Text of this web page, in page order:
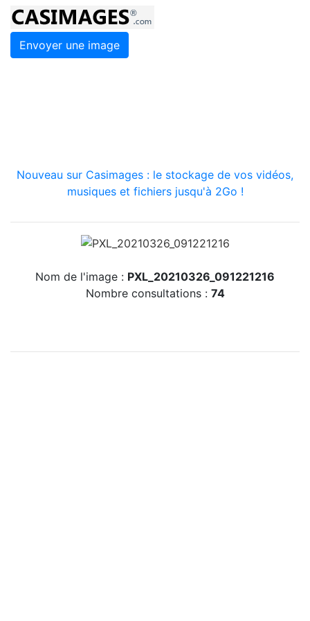
Envoyer une image
Nouveau sur Casimages : le stockage de vos vidéos,
musiques et fichiers jusqu'à 2Go !
Nom de l'image : PXL_20210326_091221216
Nombre consultations : 74